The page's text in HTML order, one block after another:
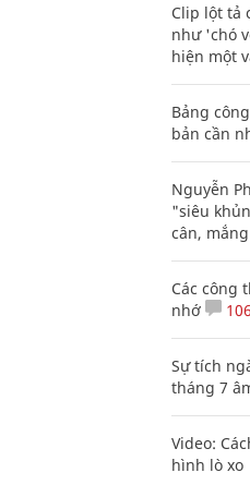
Clip lột tả
như 'chó
hiện một
Bảng
bản cần
Nguyễn
"siêu
cân,
Các công
nhớ
106
Sự tích
tháng 7
Video:
hình lò xo